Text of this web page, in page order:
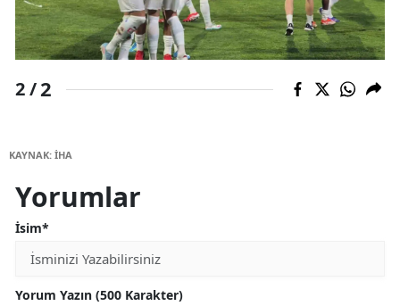
2 /2
KAYNAK: İHA
Yorumlar
İsim*
Yorum Yazın (500 Karakter)